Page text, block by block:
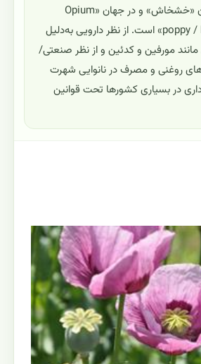
دارد. نام رایج در ایران «خشخاش» و در جهان «Opium
poppy / Breadseed poppy» است. از نظر دارویی به‌دلیل
مانند مورفین و کدئین و از نظر صنعتی/
روغنی و مصرف در نانوایی شهرت
در بسیاری کشورها تحت قوانین